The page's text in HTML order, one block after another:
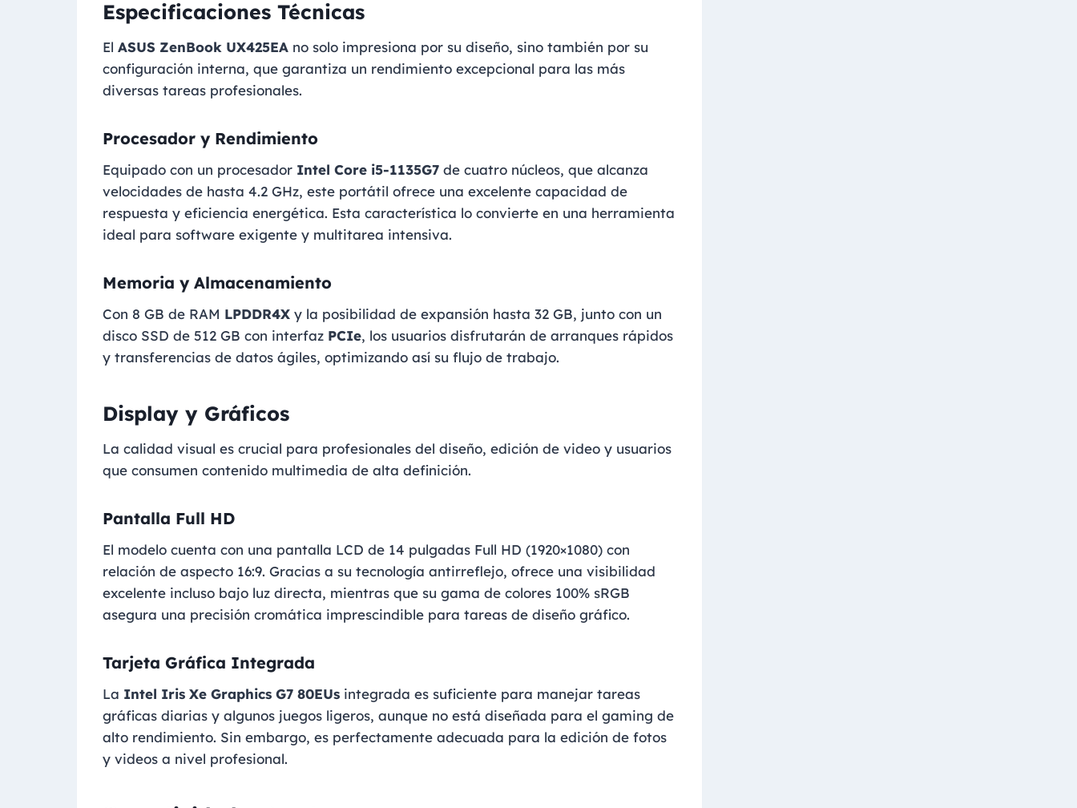
Especificaciones Técnicas
El ASUS ZenBook UX425EA no solo impresiona por su diseño, sino también por su
configuración interna, que garantiza un rendimiento excepcional para las más
diversas tareas profesionales.
Procesador y Rendimiento
Equipado con un procesador Intel Core i5-1135G7 de cuatro núcleos, que alcanza
velocidades de hasta 4.2 GHz, este portátil ofrece una excelente capacidad de
respuesta y eficiencia energética. Esta característica lo convierte en una herramienta
ideal para software exigente y multitarea intensiva.
Memoria y Almacenamiento
Con 8 GB de RAM LPDDR4X y la posibilidad de expansión hasta 32 GB, junto con un
disco SSD de 512 GB con interfaz PCIe, los usuarios disfrutarán de arranques rápidos
y transferencias de datos ágiles, optimizando así su flujo de trabajo.
Display y Gráficos
La calidad visual es crucial para profesionales del diseño, edición de video y usuarios
que consumen contenido multimedia de alta definición.
Pantalla Full HD
El modelo cuenta con una pantalla LCD de 14 pulgadas Full HD (1920×1080) con
relación de aspecto 16:9. Gracias a su tecnología antirreflejo, ofrece una visibilidad
excelente incluso bajo luz directa, mientras que su gama de colores 100% sRGB
asegura una precisión cromática imprescindible para tareas de diseño gráfico.
Tarjeta Gráfica Integrada
La Intel Iris Xe Graphics G7 80EUs integrada es suficiente para manejar tareas
gráficas diarias y algunos juegos ligeros, aunque no está diseñada para el gaming de
alto rendimiento. Sin embargo, es perfectamente adecuada para la edición de fotos
y videos a nivel profesional.